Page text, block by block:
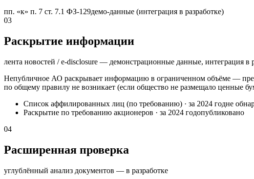
пп. «к» п. 7 ст. 7.1 ФЗ-129демо-данные (интеграция в разработке)
03
Раскрытие информации
лента новостей / e-disclosure — демонстрационные данные, интеграция в
Непубличное АО раскрывает информацию в ограниченном объёме —
по общему правилу не возникает (если общество не размещало ценные
Список аффилированных лиц (по требованию) · за 2024 годне
Раскрытие по требованию акционеров · за 2024 годопубликовано
04
Расширенная проверка
углублённый анализ документов — в разработке